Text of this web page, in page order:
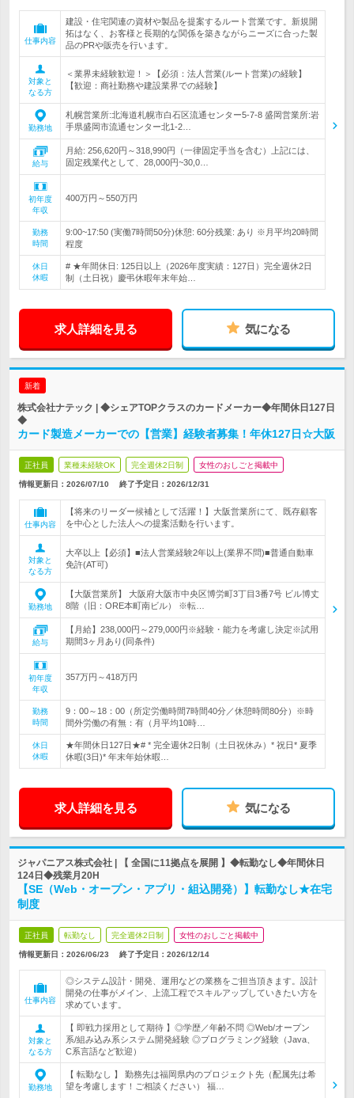
仕事内容
建設・住宅関連の資材や製品を提案するルート営業です。新規開
拓はなく、お客様と長期的な関係を築きながらニーズに合った製
品のPRや販売を行います。
対象と
なる方
＜業界未経験歓迎！＞【必須：法人営業(ルート営業)の経験】
【歓迎：商社勤務や建設業界での経験】
勤務地
札幌営業所:北海道札幌市白石区流通センター5-7-8 盛岡営業所:岩
手県盛岡市流通センター北1-2…
給与
月給: 256,620円～318,990円（一律固定手当を含む）上記には、
固定残業代として、28,000円~30,0…
初年度
年収
400万円～550万円
勤務
時間
9:00~17:50 (実働7時間50分)休憩: 60分残業: あり ※月平均20時間
程度
休日
休暇
# ★年間休日: 125日以上（2026年度実績：127日）完全週休2日
制（土日祝）慶弔休暇年末年始…
求人詳細を見る 気になる
新着
株式会社ナテック | ◆シェアTOPクラスのカードメーカー◆年間休日127日
◆
カード製造メーカーでの【営業】経験者募集！年休127日☆大阪
正社員 業種未経験OK 完全週休2日制 女性のおしごと掲載中
情報更新日：2026/07/10 終了予定日： 2026/12/31
仕事内容
【将来のリーダー候補として活躍！】大阪営業所にて、既存顧客
を中心とした法人への提案活動を行います。
対象と
なる方
大卒以上【必須】■法人営業経験2年以上(業界不問)■普通自動車
免許(AT可)
勤務地
【大阪営業所】 大阪府大阪市中央区博労町3丁目3番7号 ビル博丈
8階（旧：ORE本町南ビル） ※転…
給与
【月給】238,000円～279,000円※経験・能力を考慮し決定※試用
期間3ヶ月あり(同条件)
初年度
年収
357万円～418万円
勤務
時間
9：00～18：00（所定労働時間7時間40分／休憩時間80分）※時
間外労働の有無：有（月平均10時…
休日
休暇
★年間休日127日★# * 完全週休2日制（土日祝休み）* 祝日* 夏季
休暇(3日)* 年末年始休暇…
求人詳細を見る 気になる
ジャパニアス株式会社 | 【 全国に11拠点を展開 】◆転勤なし◆年間休日
124日◆残業月20H
【SE（Web・オープン・アプリ・組込開発）】転勤なし★在宅
制度
正社員 転勤なし 完全週休2日制 女性のおしごと掲載中
情報更新日：2026/06/23 終了予定日： 2026/12/14
仕事内容
◎システム設計・開発、運用などの業務をご担当頂きます。設計
開発の仕事がメイン、上流工程でスキルアップしていきたい方を
求めています。
対象と
なる方
【 即戦力採用として期待 】◎学歴／年齢不問 ◎Web/オープン
系/組み込み系システム開発経験 ◎プログラミング経験（Java、
C系言語など歓迎）
勤務地
【 転勤なし 】 勤務先は福岡県内のプロジェクト先（配属先は希
望を考慮します！ご相談ください） 福…